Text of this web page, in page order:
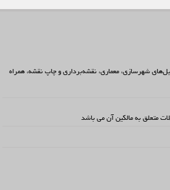
شهرسازی، معماری، نقشه‌برداری و چاپ نقشه، همراه